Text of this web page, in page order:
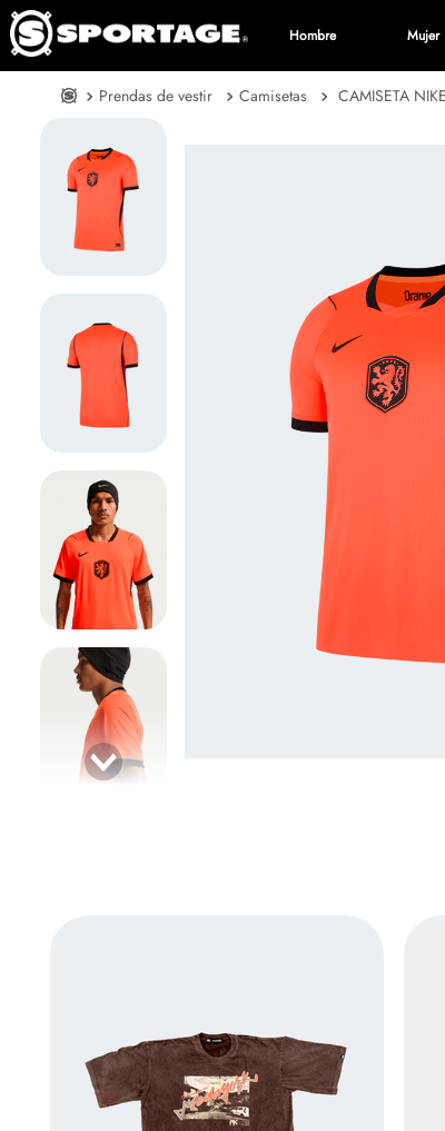
Hombre Mujer
Prendas de vestir Camisetas
CAMISETA